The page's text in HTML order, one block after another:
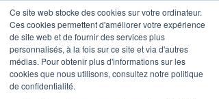
Ce site web stocke des cookies sur votre ordinateur.
Ces cookies permettent d'améliorer votre expérience
de site web et de fournir des services plus
personnalisés, à la fois sur ce site et via d'autres
médias. Pour obtenir plus d'informations sur les
cookies que nous utilisons, consultez notre politique
de confidentialité.